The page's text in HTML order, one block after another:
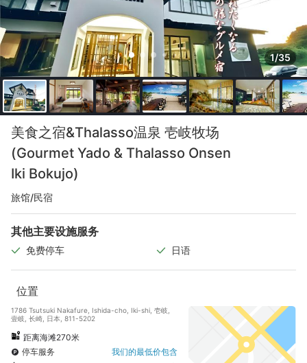
1/35
美食之宿&Thalasso温泉 壱岐牧场
(Gourmet Yado & Thalasso Onsen
Iki Bokujo)
旅馆/民宿
其他主要设施服务
免费停车 日语
位置
1786 Tsutsuki Nakafure, Ishida-cho, Iki-shi, 壱岐,
壹岐, 长崎, 日本, 811-5202
距离海滩270米
停车服务
我们的最低价包含